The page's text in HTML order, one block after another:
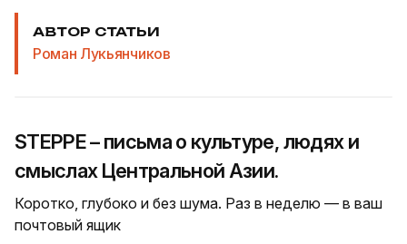
АВТОР СТАТЬИ
Роман Лукьянчиков
STEPPE – письма о культуре, людях и
смыслах Центральной Азии.
Коротко, глубоко и без шума. Раз в неделю — в ваш
почтовый ящик